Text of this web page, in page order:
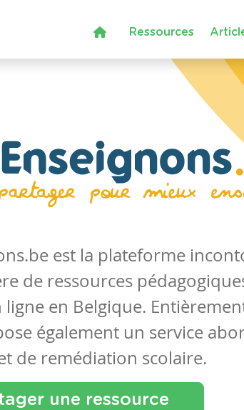
Ressources
est la plateforme
de ressources
ligne en Belgique.
également un service
de remédiation scolaire.
une ressource